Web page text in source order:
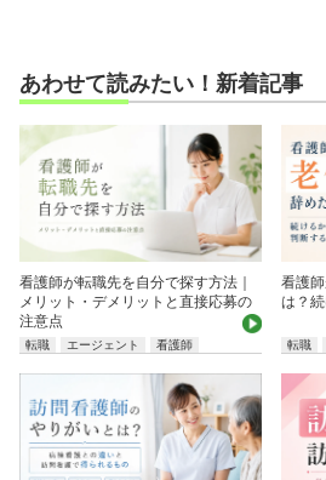
あわせて読みたい！新着記事
看護師が転職先を自分で探す方法｜
メリット・デメリットと直接応募の
注意点
転職 エージェント 看護師
看護
は？
転職